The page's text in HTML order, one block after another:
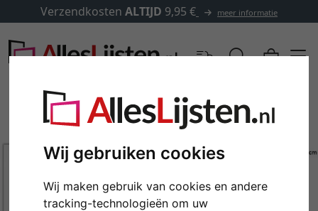
Wij gebruiken cookies
Wij maken gebruik van cookies en andere
tracking-technologieën om uw
Verzendkosten ALTIJD 9,95 € meer informatie